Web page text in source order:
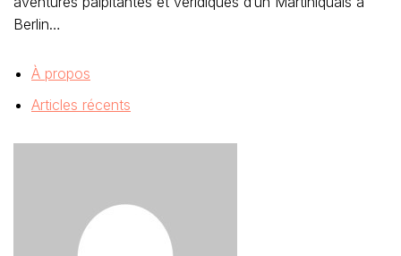
Berlin…
À propos
Articles récents